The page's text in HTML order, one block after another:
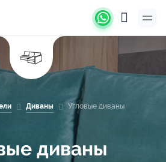
Диваны Угловые диваны
диваны